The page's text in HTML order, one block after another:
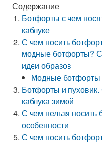
Содержание
Ботфорты с чем
каблуке
С чем носить
модные ботфорты?
идеи образов
Модные ботфорты
Ботфорты и
каблука зимой
С чем нельзя
особенности
С чем носить